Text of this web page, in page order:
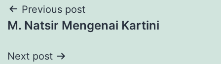
Post
navigation
Previous post
M. Natsir Mengenai Kartini
Next post